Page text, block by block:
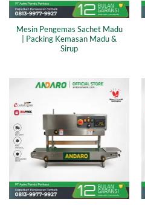
Mesin Pengemas Sachet Madu
| Packing Kemasan Madu &
Sirup